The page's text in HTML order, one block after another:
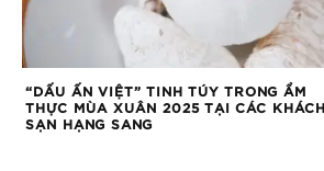
“DẤU ẤN VIỆT” TINH TÚY TRONG ẨM
THỰC MÙA XUÂN 2025 TẠI CÁC KHÁCH
SẠN HẠNG SANG